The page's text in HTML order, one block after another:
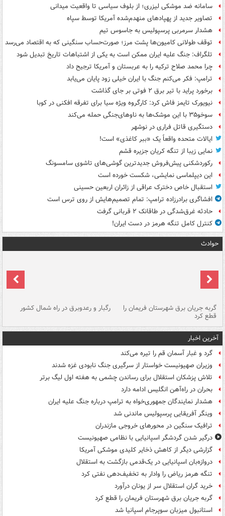
سامانه ضد موشکی لیزری؛ از بلوف سیاسی تا واقعیت میدانی
تصاویر جدید از پهپادهای منهدم‌شده آمریکا توسط سپاه
هشدار سرمربی پرسپولیس به جاسوس تیم
توقف طولانی کامیون‌ها پشت مرز؛ صورت‌حساب سنگینی که به اقتصاد می‌رسد
تلگراف: جنگ علیه ایران ممکن است به یکی از اشتباهات تاریخ تبدیل شود
چرا محمد صلاح ترکیه را به عربستان و آمریکا ترجیح داد
ترامپ: فکر می‌کنم جنگ با ایران خیلی زود پایان می‌یابد
برخورد پراید با تیر برق ۲ فوتی بر جای گذاشت
نیویورک تایمز فاش کرد: کارگروه ویژه سیا برای تفرقه افکنی در کوبا
سوخو۳۵ با این موشک‌ها به ناوهای‌جنگی حمله می‌کند
دستگیری قاتل فراری در نوشهر
ایالات متحده واقعاً یک «ببر کاغذی» است!
نمایی زیبا از تنگه کریان جزیره قشم
رکوردشکنی پیش‌فروش جدیدترین گوشی‌های تاشوی سامسونگ
این دیپلماسی نمایشی، شکست خورده است
استقبال خاص دخترک عراقی از زائران اربعین حسینی
افشاگری برادرزاده ترامپ: تمام تصمیم‌هایش از روی ترس است
حادثه غرق‌شدگی در طاقانک ۲ قربانی گرفت
کنترل کامل تنگه هرمز در دست ایران!
حوادث
گربه جریان برق شهرستان فریمان را
قطع کرد
رگبار و رعدوبرق در راه شمال کشور
آخرین اخبار
گرد و غبار آسمان قم را تیره می‌کند
وزیران صهیونیست خواستار از سرگیری جنگ نابودی غزه شدند
تلاش پزشکان استقلال برای رساندن چشمی به هفته اول لیگ برتر
بحران در راه‌آهن انگلیس ادامه دارد
هشدار نمایندگان جمهوری‌خواه به ترامپ درباره جنگ علیه ایران
وینگر آفریقایی پرسپولیس ماندنی شد
ترافیک سنگین در محورهای خروجی مازندران
درگیر شدن گردشگر اسپانیایی با نظامی صهیونیست
گزارشی دیگر از کاهش ذخایر کلیدی موشکی آمریکا
دروازه‌بان اسپانیایی در یک‌قدمی بازگشت به استقلال
تنگه هرمز ریاض را وادار به تخفیف‌دهی نفتی کرد
خرید گران استقلال سر از یونان درآورد
گربه جریان برق شهرستان فریمان را قطع کرد
استانبول میزبان سوپرجام اسپانیا شد